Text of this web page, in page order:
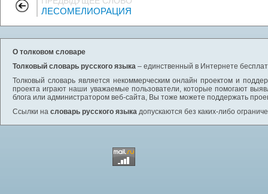
ЛЕСОМЕЛИОРАЦИЯ
О толковом словаре
Толковый словарь русского языка – единственный в Интернете
Толковый словарь является некоммерческим онлайн проектом и
проекта играют наши уважаемые пользователи, которые помогают
блога или администратором веб-сайта, Вы тоже можете поддержать
Ссылки на словарь русского языка допускаются без каких-либо